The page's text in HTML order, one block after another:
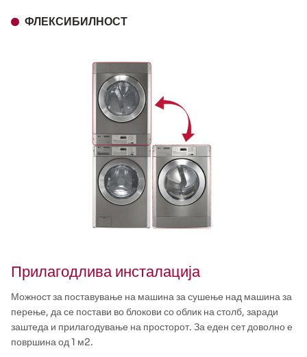
ФЛЕКСИБИЛНОСТ
Прилагодлива инсталација
Можност за поставување на машина за сушење над машина за
перење, да се постави во блокови со облик на столб, заради
заштеда и прилагодување на просторот. За еден сет доволно е
површина од 1 м2.